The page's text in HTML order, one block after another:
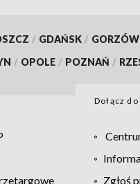
/ GDAŃSK /
/ OPOLE / POZNAŃ /
Dołącz
Zgłoś